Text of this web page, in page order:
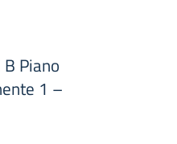
B Piano
1 –